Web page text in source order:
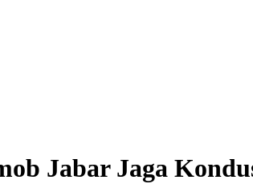
Jabar Jaga